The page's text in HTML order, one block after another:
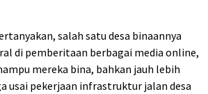
salah satu desa binaannya
di pemberitaan berbagai media online,
mereka bina, bahkan jauh lebih
usai pekerjaan infrastruktur jalan desa